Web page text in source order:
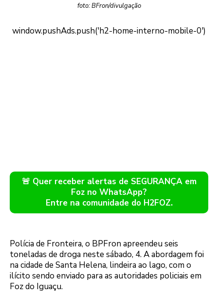
foto: BFron/divulgação
🚨 Quer receber alertas de SEGURANÇA em
Foz no WhatsApp?
Entre na comunidade do H2FOZ.
Polícia de Fronteira, o BPFron apreendeu seis
toneladas de droga neste sábado, 4. A abordagem foi
na cidade de Santa Helena, lindeira ao lago, com o
ilícito sendo enviado para as autoridades policiais em
Foz do Iguaçu.